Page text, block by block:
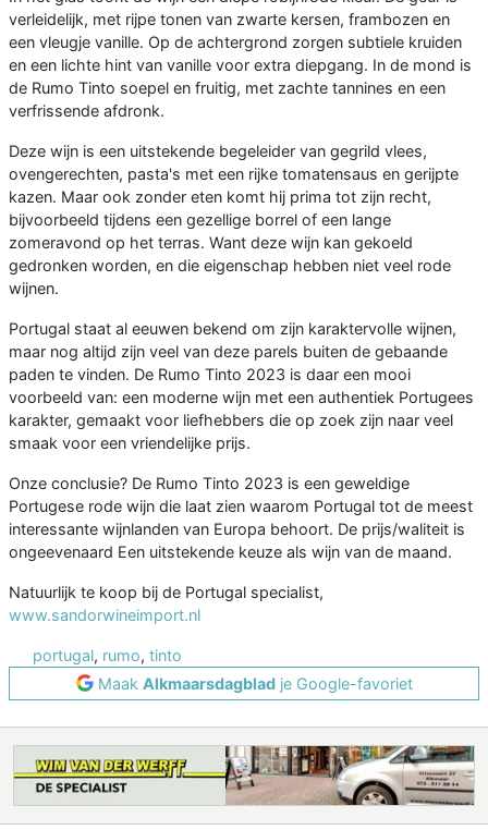
verleidelijk, met rijpe tonen van zwarte kersen, frambozen en
een vleugje vanille. Op de achtergrond zorgen subtiele kruiden
en een lichte hint van vanille voor extra diepgang. In de mond is
de Rumo Tinto soepel en fruitig, met zachte tannines en een
verfrissende afdronk.
Deze wijn is een uitstekende begeleider van gegrild vlees,
ovengerechten, pasta's met een rijke tomatensaus en gerijpte
kazen. Maar ook zonder eten komt hij prima tot zijn recht,
bijvoorbeeld tijdens een gezellige borrel of een lange
zomeravond op het terras. Want deze wijn kan gekoeld
gedronken worden, en die eigenschap hebben niet veel rode
wijnen.
Portugal staat al eeuwen bekend om zijn karaktervolle wijnen,
maar nog altijd zijn veel van deze parels buiten de gebaande
paden te vinden. De Rumo Tinto 2023 is daar een mooi
voorbeeld van: een moderne wijn met een authentiek Portugees
karakter, gemaakt voor liefhebbers die op zoek zijn naar veel
smaak voor een vriendelijke prijs.
Onze conclusie? De Rumo Tinto 2023 is een geweldige
Portugese rode wijn die laat zien waarom Portugal tot de meest
interessante wijnlanden van Europa behoort. De prijs/waliteit is
ongeevenaard Een uitstekende keuze als wijn van de maand.
Natuurlijk te koop bij de Portugal specialist,
www.sandorwineimport.nl
portugal, rumo, tinto
Maak Alkmaarsdagbladje Google-favoriet